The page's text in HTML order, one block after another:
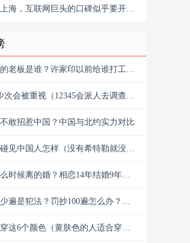
海，互联网巨头的口碑似乎要开始
老板是谁？许家印以前给谁打工？
次会被重视（12345会派人去调查
敢招惹中国？中国与北约实力对比
见中国人怎样（没有希特勒就没有
时候离的婚？相恋14年结婚9年说
遍是犯法？罚抄100遍怎么办？算
这6个颜色（黄肤色的人适合穿什